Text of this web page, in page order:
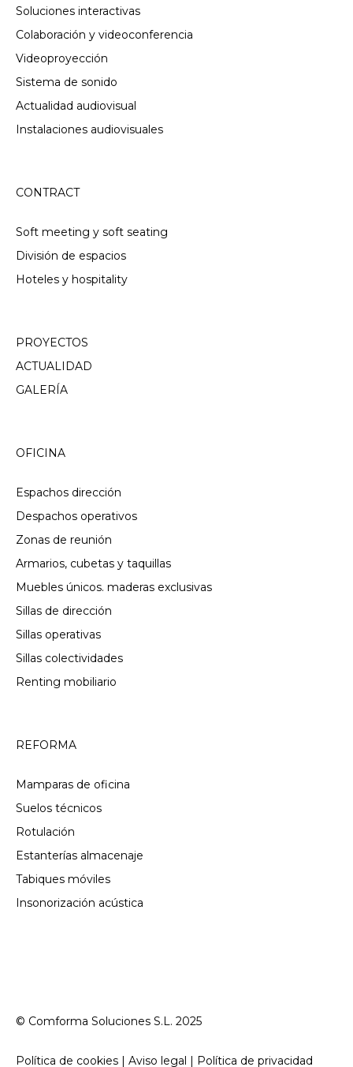
Soluciones interactivas
Colaboración y videoconferencia
Videoproyección
Sistema de sonido
Actualidad audiovisual
Instalaciones audiovisuales
CONTRACT
Soft meeting y soft seating
División de espacios
Hoteles y hospitality
PROYECTOS
ACTUALIDAD
GALERÍA
OFICINA
Espachos dirección
Despachos operativos
Zonas de reunión
Armarios, cubetas y taquillas
Muebles únicos. maderas exclusivas
Sillas de dirección
Sillas operativas
Sillas colectividades
Renting mobiliario
REFORMA
Mamparas de oficina
Suelos técnicos
Rotulación
Estanterías almacenaje
Tabiques móviles
Insonorización acústica
© Comforma Soluciones S.L. 2025
Política de cookies | Aviso legal | Política de privacidad